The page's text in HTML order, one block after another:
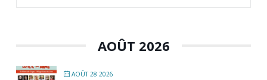
AOÛT 2026
AOÛT 28 2026